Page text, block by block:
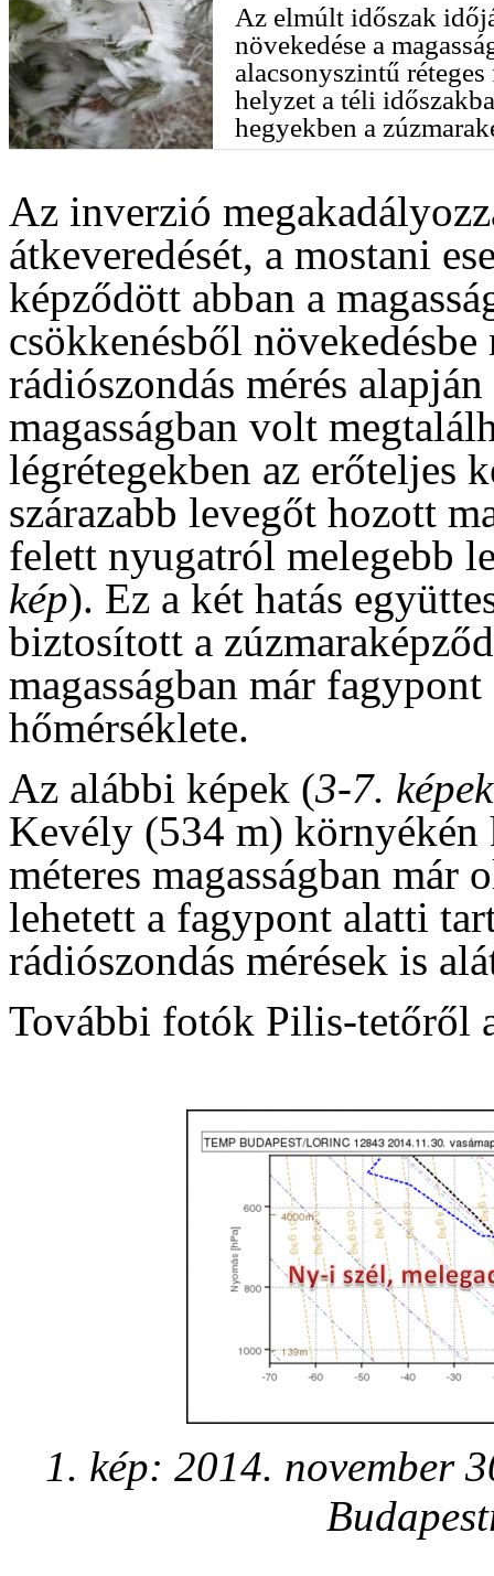
Az elmúlt időszak
növekedése a
alacsonyszintű
helyzet a téli
hegyekben a
Az inverzió
átkeveredését, a mostani
képződött abban a
csökkenésből
rádiószondás mérés
magasságban volt
légrétegekben az erőteljes
szárazabb levegőt hozott
felett nyugatról melegebb
kép). Ez a két hatás
biztosított a
magasságban már
hőmérséklete.
Az alábbi képek (3-7. képek
Kevély (534 m) környékén
méteres magasságban már
lehetett a fagypont alatti
rádiószondás mérések is
További fotók Pilis-tetőről
1. kép: 2014. november